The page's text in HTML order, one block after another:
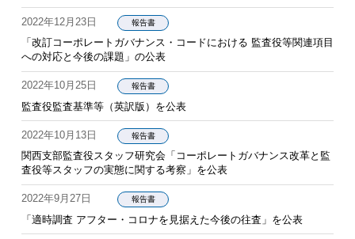
2022年12月23日 報告書
「改訂コーポレートガバナンス・コードにおける 監査役等関連項目
への対応と今後の課題」の公表
2022年10月25日 報告書
監査役監査基準等（英訳版）を公表
2022年10月13日 報告書
関西支部監査役スタッフ研究会「コーポレートガバナンス改革と監
査役等スタッフの実態に関する考察」を公表
2022年9月27日 報告書
「適時調査 アフター・コロナを見据えた今後の往査」を公表